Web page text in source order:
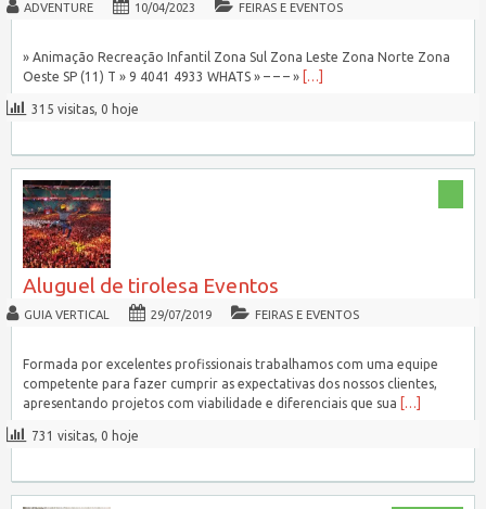
ADVENTURE 10/04/2023 FEIRAS E EVENTOS
» Animação Recreação Infantil Zona Sul Zona Leste Zona Norte Zona
Oeste SP (11) T » 9 4041 4933 WHATS » – – – »
[…]
315 visitas, 0 hoje
Aluguel de tirolesa Eventos
GUIA VERTICAL 29/07/2019 FEIRAS E EVENTOS
Formada por excelentes profissionais trabalhamos com uma equipe
competente para fazer cumprir as expectativas dos nossos clientes,
apresentando projetos com viabilidade e diferenciais que sua
[…]
731 visitas, 0 hoje